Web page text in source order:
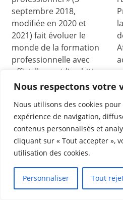
Nous respectons votre
Nous utilisons des cookies
expérience de navigation,
contenus personnalisés et
cliquant sur « Tout accepter »,
utilisation des cookies.
Personnaliser Tout
septembre 2018,
modifiée en 2020 et
2021) fait évoluer le
monde de la formation
professionnelle avec
officiellement l’ambition
d’améliorer la qualité des
actions de formation.
Tout organisme de
formation a l’obligation
d’obtenir la certification
Qualiopi lorsqu’il
souhaite encadrer des
formations payées sur
fonds publics.